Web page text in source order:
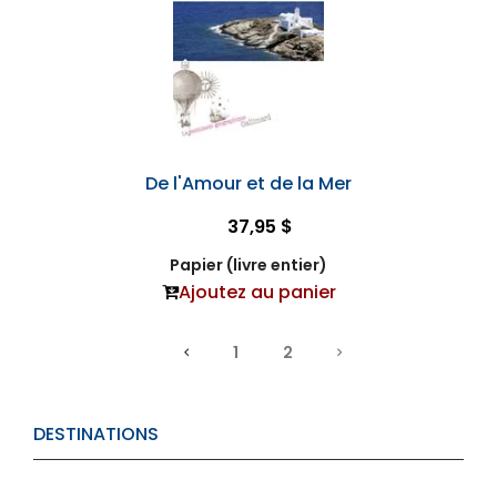
DESTINATIONS
De l'Amour et de la Mer
37,95 $
Papier (livre entier)
Ajoutez au panier
1 2